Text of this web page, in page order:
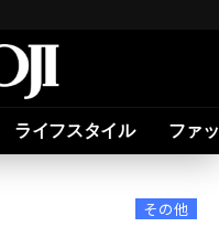
ライフスタイル ファ
その他